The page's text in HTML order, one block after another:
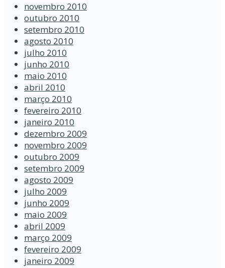
novembro 2010
outubro 2010
setembro 2010
agosto 2010
julho 2010
junho 2010
maio 2010
abril 2010
março 2010
fevereiro 2010
janeiro 2010
dezembro 2009
novembro 2009
outubro 2009
setembro 2009
agosto 2009
julho 2009
junho 2009
maio 2009
abril 2009
março 2009
fevereiro 2009
janeiro 2009